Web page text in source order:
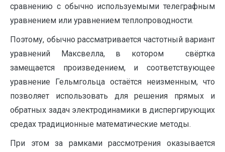
сравнению с обычно используемыми телеграфным
уравнением или уравнением теплопроводности.
Поэтому, обычно рассматривается частотный вариант
уравнений Максвелла, в котором свёртка
замещается произведением, и соответствующее
уравнение Гельмгольца остаётся неизменным, что
позволяет использовать для решения прямых и
обратных задач электродинамики в диспергирующих
средах традиционные математические методы.
При этом за рамками рассмотрения оказывается